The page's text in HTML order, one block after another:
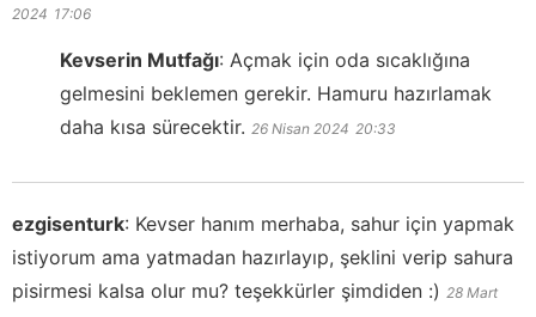
2024 17:06
Kevserin Mutfağı: Açmak için oda sıcaklığına
gelmesini beklemen gerekir. Hamuru hazırlamak
daha kısa sürecektir. 26 Nisan 2024 20:33
ezgisenturk: Kevser hanım merhaba, sahur için yapmak
istiyorum ama yatmadan hazırlayıp, şeklini verip sahura
pisirmesi kalsa olur mu? teşekkürler şimdiden :) 28 Mart